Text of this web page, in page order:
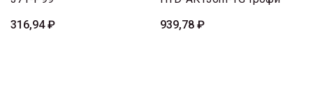
316,94 ₽
939,78 ₽